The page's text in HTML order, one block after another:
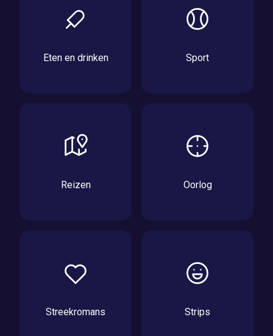
Eten en drinken Sport
Reizen Oorlog
Streekromans Strips